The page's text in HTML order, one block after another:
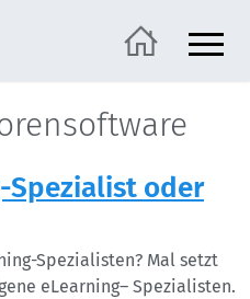
Spezialist oder
Spezialisten? Mal setzt
eLearning– Spezialisten.